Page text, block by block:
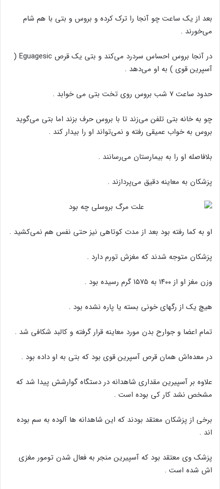
بعد از یک ساعت چو آنجا را ترک کرده و بروس و بتی با هم شام
می‌خورند .
در آنجا بروس احساس سردرد می‌کند و بتی یک قرص Eguagesic (
آسپرین قوی ) به او می‌دهد .
حدود ساعت ۷ شب بروس روی تخت بتی می خوابد .
چو به خانه بتی تلفن می‌زند تا با بروس حرف بزند اما بتی می‌گوید
بروس به خواب عمیقی رفته و نمی‌تواند او را بیدار کند .
بلافاصله او را به بیمارستان می‌رسانند .
پزشکان به معاینه دقیق می‌پردازند .
او به کما رفته بود بعد از مدت کوتاهی نیز حتی نفس هم نمی‌کشید .
پزشکان متوجه شدند که مغزش تورم دارد .
وزن مغز او از ۱۴۰۰ به ۱۵۷۵ گرم رسیده بود .
هیچ یک از رگهای خونی بسته یا پاره نشده بود .
تمام اعضا و جوارح بدن مورد معاینه قرار گرفته و کالبد شکافی شد .
در معده‌اش همان قرص آسپرین قوی بود که بتی به او داده بود .
علاوه بر آسپیرین مقداری شاهدانه در دستگاه گوارشش پیدا شد که
مشخص نشد کار کی بوده است .
برخی از پزشکان معتقد بودند که این شاهدانه ها آلوده به سم بوده
اند .
پزشک وی معتقد بود که آسپیرین منجر به فعال شدن تومور مغزی
اش شده است .